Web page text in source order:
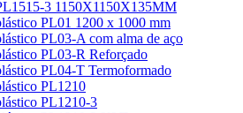
3 1150X1150X135MM
PL01 1200 x 1000 mm
PL03-A com alma de aço
PL03-R Reforçado
PL04-T Termoformado
PL1210
PL1210-3